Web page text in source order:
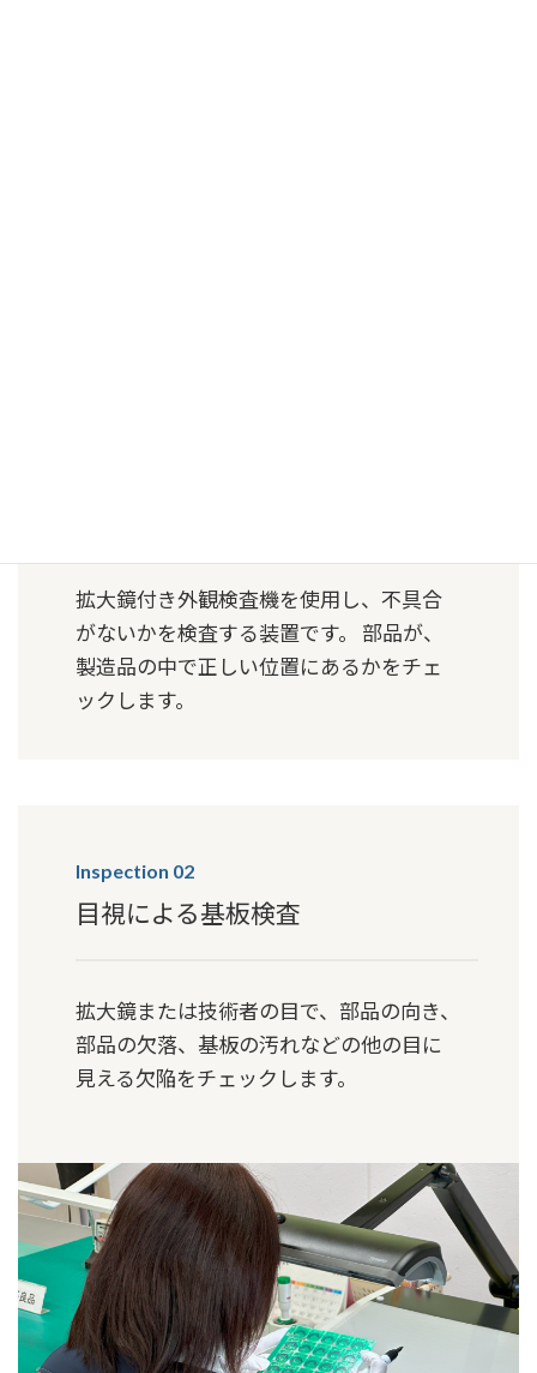
拡大鏡付き外観検査機を使用し、不具合
がないかを検査する装置です。 部品が、
製造品の中で正しい位置にあるかをチェ
ックします。
Inspection 02
目視による基板検査
拡大鏡または技術者の目で、部品の向き、
部品の欠落、基板の汚れなどの他の目に
見える欠陥をチェックします。